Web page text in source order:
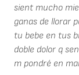
sient mucho
ganas de llorar
tu bebe en tus
doble dolor q
m pondré en